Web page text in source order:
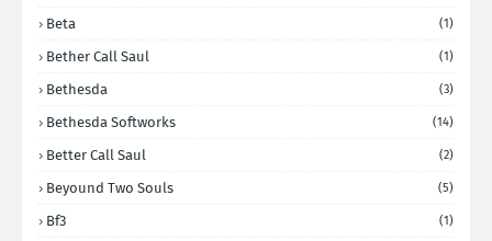
Beta (1)
Bether Call Saul (1)
Bethesda (3)
Bethesda Softworks (14)
Better Call Saul (2)
Beyound Two Souls (5)
Bf3 (1)